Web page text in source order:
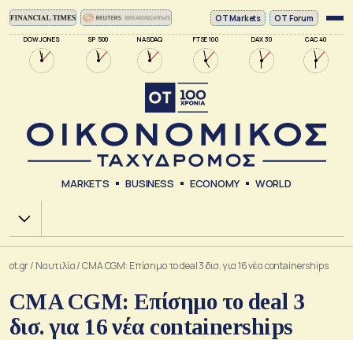
DOW JONES SP 500 NASDAQ FTSE 100 DAX 30 CAC 40
ΟΤ Markets OT Forum
MARKETS BUSINESS ECONOMY WORLD
Χ.Α.
ot.gr/ Ναυτιλία/CMA CGM: Επίσημο το deal 3 δισ. για 16 νέα containerships
CMA CGM: Επίσημο το deal 3
δισ. για 16 νέα containerships